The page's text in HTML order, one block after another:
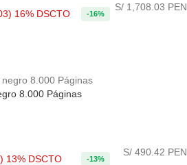
16% DSCTO -16%
S/ 1,708.03 PEN
8.000 Páginas
13% DSCTO -13%
S/ 490.42 PEN